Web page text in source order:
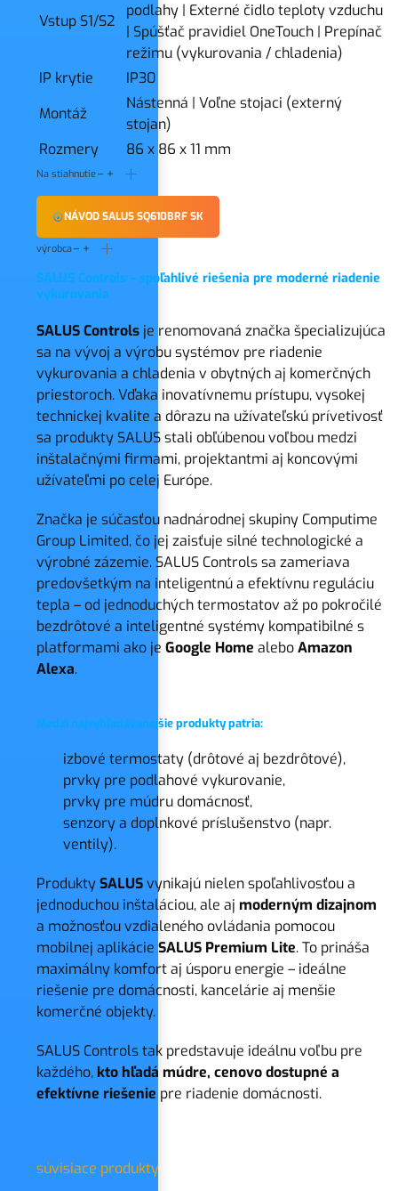
Vstup S1/S2
podlahy | Externé čidlo teploty vzduchu
| Spúšťač pravidiel OneTouch | Prepínač
režimu (vykurovania / chladenia)
IP krytie
IP30
Montáž
Nástenná | Voľne stojaci (externý
stojan)
Rozmery
86 x 86 x 11 mm
Na stiahnutie
NÁVOD SALUS SQ610BRF SK
výrobca
SALUS Controls – spoľahlivé riešenia pre moderné riadenie
vykurovania
SALUS Controls je renomovaná značka špecializujúca
sa na vývoj a výrobu systémov pre riadenie
vykurovania a chladenia v obytných aj komerčných
priestoroch. Vďaka inovatívnemu prístupu, vysokej
technickej kvalite a dôrazu na užívateľskú prívetivosť
sa produkty SALUS stali obľúbenou voľbou medzi
inštalačnými firmami, projektantmi aj koncovými
užívateľmi po celej Európe.
Značka je súčasťou nadnárodnej skupiny Computime
Group Limited, čo jej zaisťuje silné technologické a
výrobné zázemie. SALUS Controls sa zameriava
predovšetkým na inteligentnú a efektívnu reguláciu
tepla – od jednoduchých termostatov až po pokročilé
bezdrôtové a inteligentné systémy kompatibilné s
platformami ako jeGoogle HomealeboAmazon
Alexa.
Medzi najvyhľadávanejšie produkty patria:
izbové termostaty (drôtové aj bezdrôtové),
prvky pre podlahové vykurovanie,
prvky pre múdru domácnosť,
senzory a doplnkové príslušenstvo (napr.
ventily).
ProduktySALUSvynikajú nielen spoľahlivosťou a
jednoduchou inštaláciou, ale aj moderným dizajnom
a možnosťou vzdialeného ovládania pomocou
mobilnej aplikácie SALUS Premium Lite. To prináša
maximálny komfort aj úsporu energie – ideálne
riešenie pre domácnosti, kancelárie aj menšie
komerčné objekty.
SALUS Controls tak predstavuje ideálnu voľbu pre
každého, kto hľadá múdre, cenovo dostupné a
efektívne riešenie pre riadenie domácnosti.
súvisiace produkty